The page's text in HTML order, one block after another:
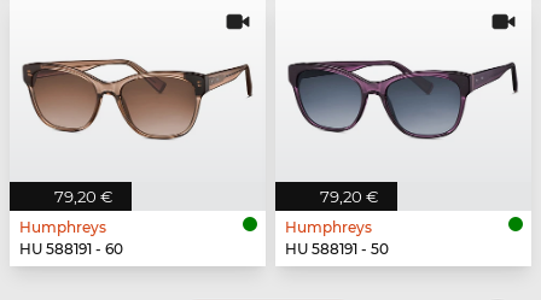
79,20 €
Humphreys
HU 588191 - 60
79,20 €
Humphreys
HU 588191 - 50